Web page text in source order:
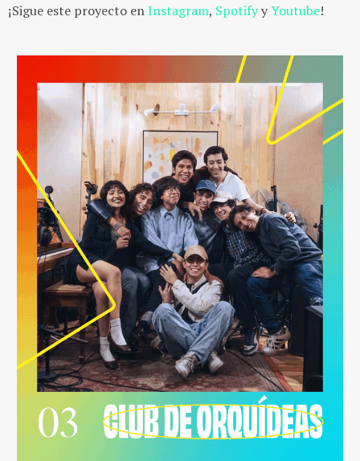
¡Sigue este proyecto enInstagram, SpotifyyYoutube!